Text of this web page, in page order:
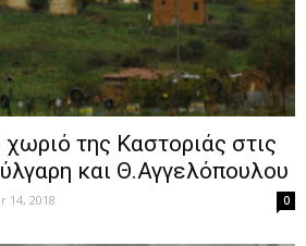
της Καστοριάς στις
και Θ.Αγγελόπουλου
14, 2018 0